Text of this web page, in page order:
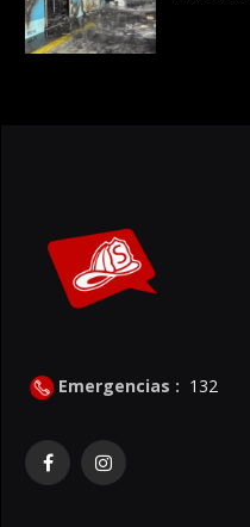
Emergencias : 132
FacebookInstagram